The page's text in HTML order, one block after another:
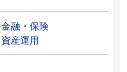
金融・保険
資産運用